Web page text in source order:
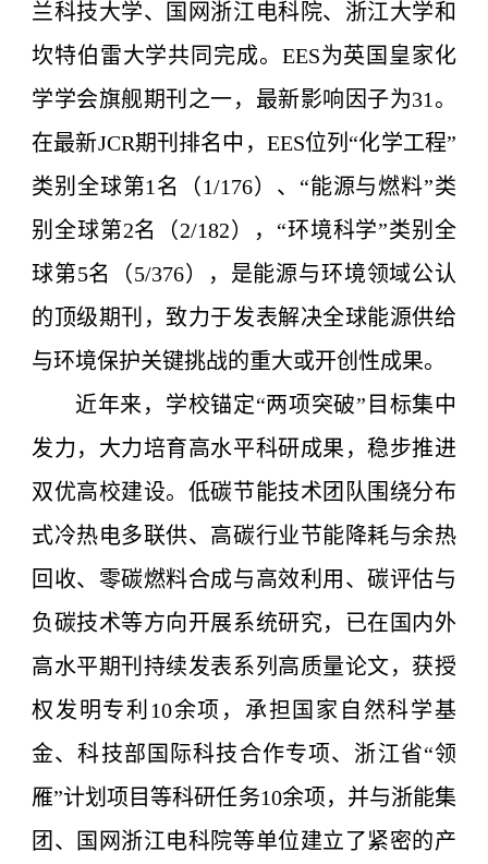
兰科技大学、国网浙江电科院、浙江大学和
坎特伯雷大学共同完成。 EES为英国皇家化
学学会旗舰期刊之一，最新影响因子为31 。
在最新JCR期刊排名中， EES位列 “化学工程”
类别全球第1 名（1/176）、 “能源与燃料”类
别全球第2名（2/182），“环境科学”类别全
球第5名（5/376），是能源与环境领域公认
的顶级期刊，致力于发表解决全球能源供给
与环境保护关键挑战的重大或开创性成果。
近年来，学校锚定“两项突破”目 标集中
发力，大力培育高水平科研成果，稳步推进
双优高校建设。低碳节能技术团队围绕分布
式冷热电多联供、高碳行业节能降耗与余热
回收、零碳燃料合成与高效利用、碳评估与
负碳技术等方向开展系统研究，已在国内外
高水平期刊持续发表系列高质量论文，获授
权发明专利 10余项，承担国家自然科学基
金、科技部国际科技合作专项、浙江省“领
雁”计划项目等科研任务10余项，并与浙能集
团、国网浙江电科院等单位建立了紧密的产